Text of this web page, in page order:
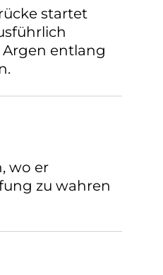
startet
entlang
wo er
zu wahren